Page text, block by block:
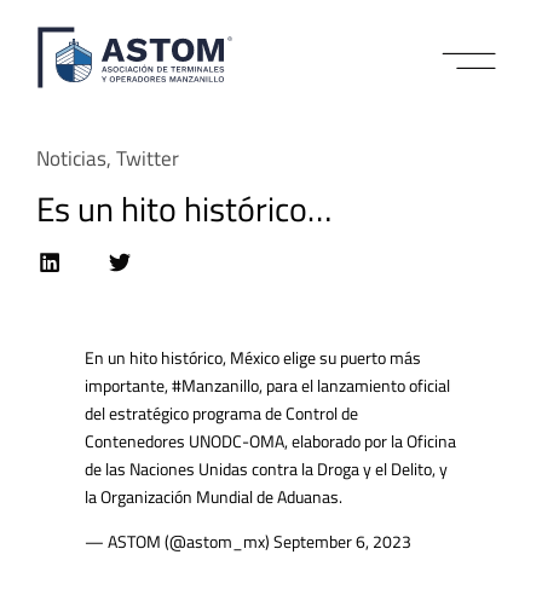
Noticias,Twitter
Es un hito histórico…
En un hito histórico, México elige su puerto más
importante,#Manzanillo, para el lanzamiento oficial
del estratégico programa de Control de
Contenedores UNODC-OMA, elaborado por la Oficina
de las Naciones Unidas contra la Droga y el Delito, y
la Organización Mundial de Aduanas.
— ASTOM (@astom_mx)September 6, 2023